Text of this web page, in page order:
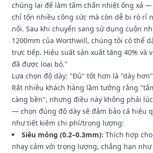
chúng lại để làm tấm chắn nhiệt ống xả
chỉ tốn nhiều công sức mà còn dễ bị rò rỉ
nối. Sau khi chuyển sang sử dụng cuộn
1200mm của Worthwill, chúng tôi có thể
trực tiếp. Hiệu suất sản xuất tăng 40% và
đã được loại bỏ."
Lựa chọn độ dày: "Đủ" tốt hơn là "dày hơn"
Rất nhiều khách hàng lầm tưởng rằng
càng bền", nhưng điều này không phải
— chọn đúng độ dày sẽ đảm bảo cả hiệu
như tiết kiệm chi phí/trọng lượng:
Siêu mỏng (0.2–0.3mm): Thích hợp
nhạy cảm với trọng lượng, chẳng hạn